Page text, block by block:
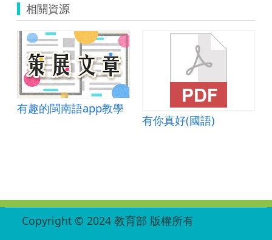
相關資源
有趣的閩南語app教學
有你真好(國語)
Copyright © 2024 教育部 版權所有